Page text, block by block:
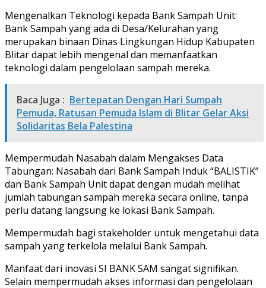
Mengenalkan Teknologi kepada Bank Sampah Unit:
Bank Sampah yang ada di Desa/Kelurahan yang
merupakan binaan Dinas Lingkungan Hidup Kabupaten
Blitar dapat lebih mengenal dan memanfaatkan
teknologi dalam pengelolaan sampah mereka.
Baca Juga : Bertepatan Dengan Hari Sumpah
Pemuda, Ratusan Pemuda Islam di Blitar Gelar Aksi
Solidaritas Bela Palestina
Mempermudah Nasabah dalam Mengakses Data
Tabungan: Nasabah dari Bank Sampah Induk “BALISTIK”
dan Bank Sampah Unit dapat dengan mudah melihat
jumlah tabungan sampah mereka secara online, tanpa
perlu datang langsung ke lokasi Bank Sampah.
Mempermudah bagi stakeholder untuk mengetahui data
sampah yang terkelola melalui Bank Sampah.
Manfaat dari inovasi SI BANK SAM sangat signifikan.
Selain mempermudah akses informasi dan pengelolaan